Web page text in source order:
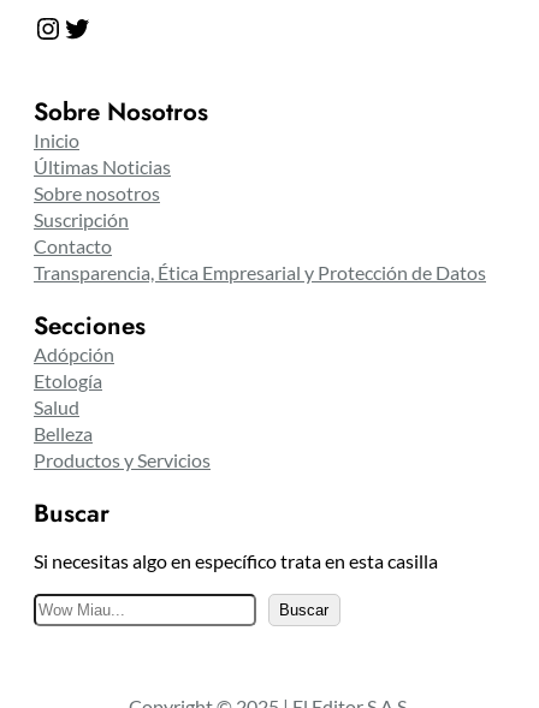
Instagram Twitter
Sobre Nosotros
Inicio
Últimas Noticias
Sobre nosotros
Suscripción
Contacto
Transparencia, Ética Empresarial y Protección de Datos
Secciones
Adópción
Etología
Salud
Belleza
Productos y Servicios
Buscar
Si necesitas algo en específico trata en esta casilla
u
Buscar